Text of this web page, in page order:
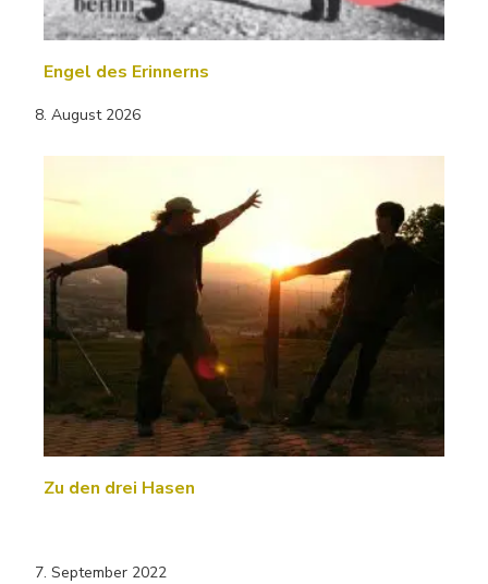
Engel des Erinnerns
8. August 2026
Zu den drei Hasen
7. September 2022